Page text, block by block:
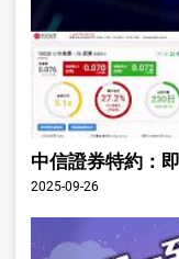
中信證券特約：
2025-09-26